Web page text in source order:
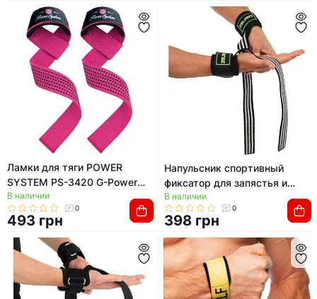
Ламки для тяги POWER
SYSTEM PS-3420 G-Power
Straps Pink
В наличии
0
493 грн
Напульсник спортивный
фиксатор для запястья и
кисти с лямкой для тяги
ZELART ZB-3872 2шт
В наличии
0
398 грн